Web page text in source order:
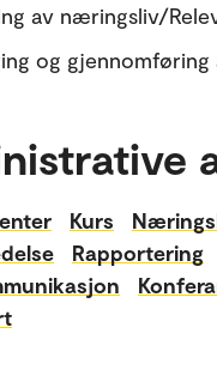
av næringsliv/
og
Kurs
Rapportering